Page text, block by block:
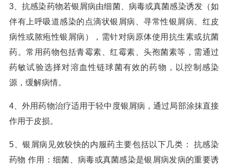
3、抗感染药物若银屑病由细菌、病毒或真菌感染诱发（如
伴有上呼吸道感染的点滴状银屑病、寻常性银屑病、红皮
病性或脓疱性银屑病），需针对病原体使用抗生素或抗菌
药。常用药物包括青霉素、红霉素、头孢菌素等，需通过
药敏试验选择对溶血性链球菌有效的药物，以控制感染
源，缓解病情。
4、外用药物治疗适用于轻中度银屑病，通过局部涂抹直接
作用于皮损。
5、银屑病见效较快的内服药主要包括以下几类： 抗感染
药物 作用：细菌、病毒或真菌感染是银屑病发病的重要诱